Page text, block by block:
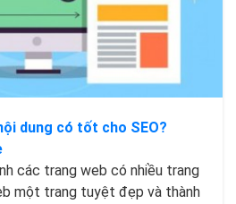
dung có tốt cho SEO?
các trang web có nhiều trang
một trang tuyệt đẹp và thành